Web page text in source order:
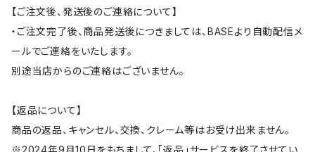
【ご注文後、発送後のご連絡について】
・ご注文完了後、商品発送後につきましては、BASEより自動配信メ
ールでご連絡をいたします。
別途当店からのご連絡はございません。
【返品について】
商品の返品、キャンセル、交換、クレーム等はお受け出来ません。
※2024年9月10日をもちまして、「返品」サービスを終了させてい